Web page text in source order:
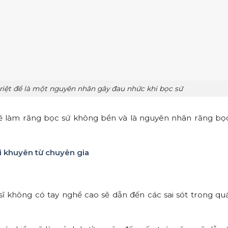
để là một nguyên nhân gây đau nhức khi bọc sứ
răng bọc sứ không bền và là nguyên nhân răng
khuyên từ chuyên gia
không có tay nghề cao sẽ dẫn đến các sai sót trong